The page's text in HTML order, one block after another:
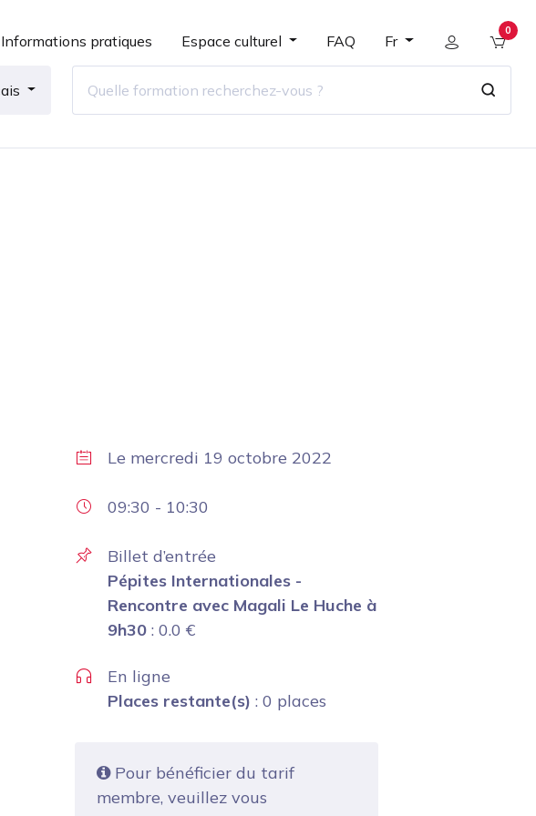
Informations pratiques Espace culturel FAQ Fr
0
Le mercredi 19 octobre 2022
09:30 - 10:30
Billet d’entrée
Pépites Internationales -
Rencontre avec Magali Le Huche à
9h30 : 0.0 €
En ligne
Places restante(s) : 0 places
Pour bénéficier du tarif
membre, veuillez vous